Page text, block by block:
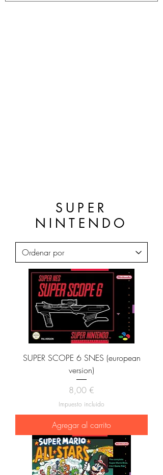
SUPER
NINTENDO
SUPER SCOPE 6 SNES (european
version)
Precio
8,00 €
Impuesto incluido
Agregar al carrito